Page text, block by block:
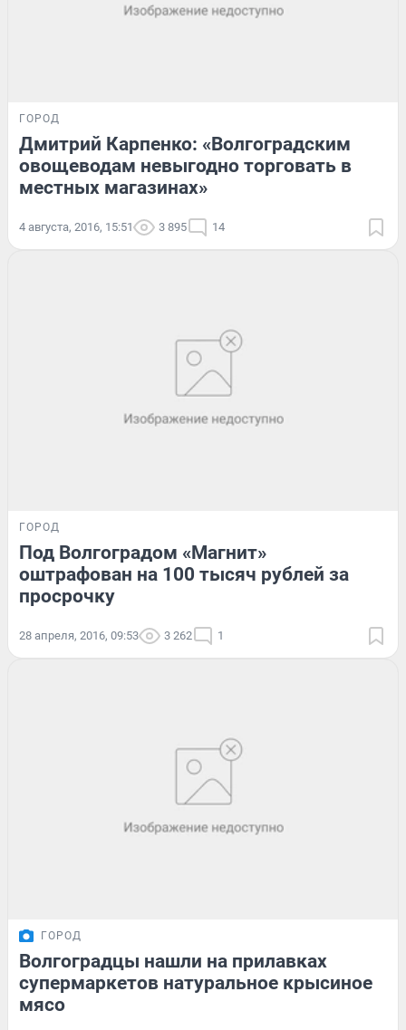
ГОРОД
Дмитрий Карпенко: «Волгоградским
овощеводам невыгодно торговать в
местных магазинах»
4 августа, 2016, 15:51 3 895 14
ГОРОД
Под Волгоградом «Магнит»
оштрафован на 100 тысяч рублей за
просрочку
28 апреля, 2016, 09:53 3 262 1
ГОРОД
Волгоградцы нашли на прилавках
супермаркетов натуральное крысиное
мясо